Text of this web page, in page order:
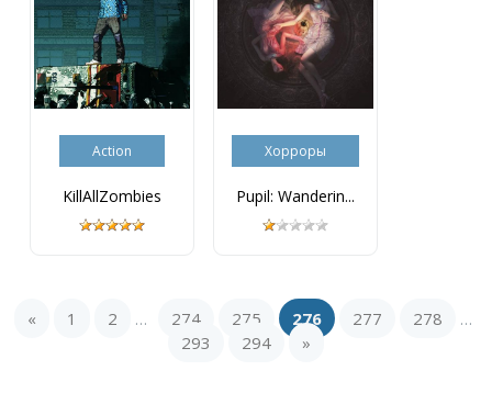
Action
KillAllZombies
Хорроры
Pupil: Wanderin...
« 1 2 ... 274 275 276 277 278 ...
293 294 »